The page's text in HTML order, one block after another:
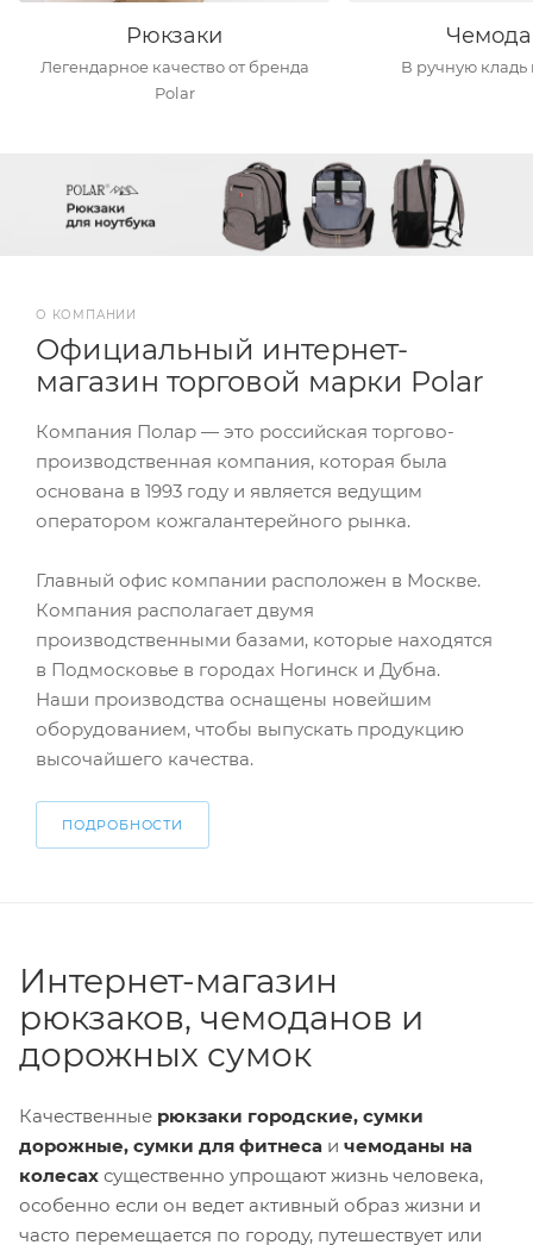
Рюкзаки
Легендарное качество от бренда
Polar
В ручную кладь
Компания Полар — это российская торгово-
производственная компания, которая была
основана в 1993 году и является ведущим
оператором кожгалантерейного рынка.
Главный офис компании расположен в Москве.
Компания располагает двумя
производственными базами, которые находятся
в Подмосковье в городах Ногинск и Дубна.
Наши производства оснащены новейшим
оборудованием, чтобы выпускать продукцию
высочайшего качества.
ПОДРОБНОСТИ
О КОМПАНИИ
Официальный интернет-
магазин торговой марки Polar
Интернет-магазин
рюкзаков, чемоданов и
дорожных сумок
Качественные рюкзаки городские, сумки
дорожные, сумки для фитнеса и чемоданы на
колесах существенно упрощают жизнь человека,
особенно если он ведет активный образ жизни и
часто перемещается по городу, путешествует или